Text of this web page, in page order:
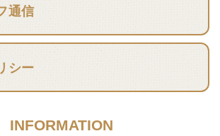
通信
シー
INFORMATION